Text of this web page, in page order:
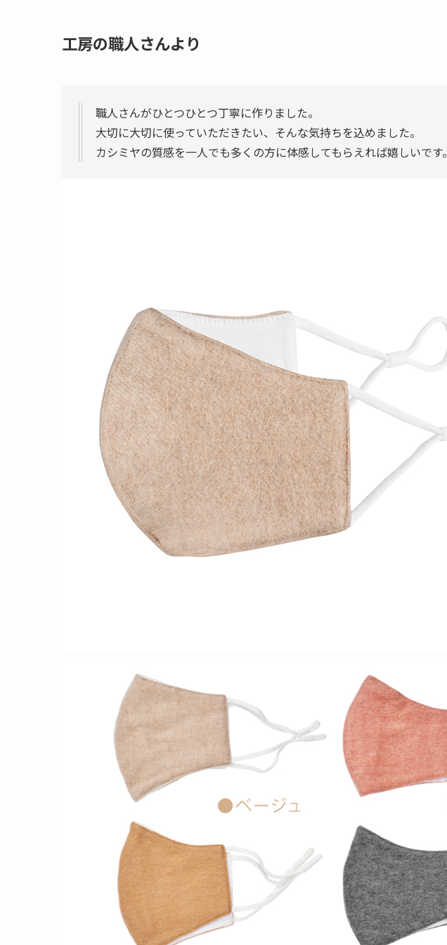
工房の職人さんより
職人さんがひとつひとつ丁寧に作りました。
大切に大切に使っていただきたい、そんな気持ちを込めました。
カシミヤの質感を一人でも多くの方に体感してもらえれば嬉しいです。